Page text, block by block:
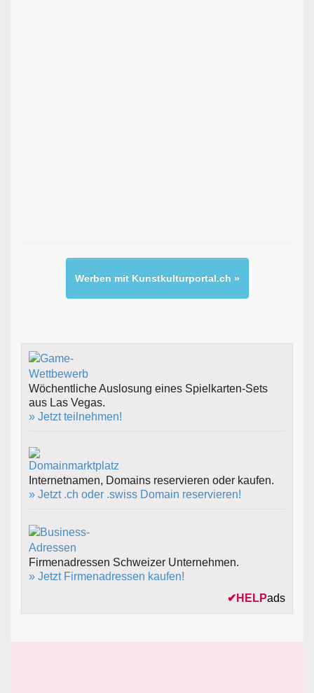
Werben mit Kunstkulturportal.ch »
Wöchentliche Auslosung eines Spielkarten-Sets
aus Las Vegas.
» Jetzt teilnehmen!
Internetnamen, Domains reservieren oder kaufen.
» Jetzt .ch oder .swiss Domain reservieren!
Firmenadressen Schweizer Unternehmen.
» Jetzt Firmenadressen kaufen!
✔ HELPads